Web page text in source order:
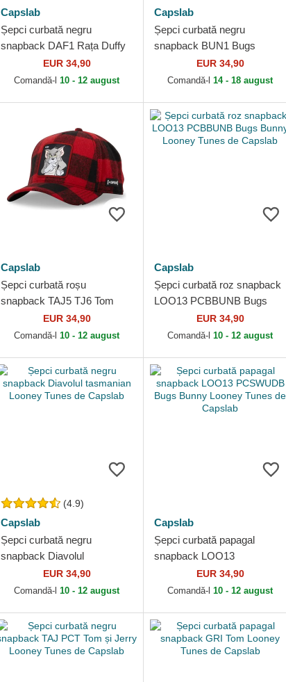
Capslab
Șepci curbată negru
snapback DAF1 Rața Duffy
Looney Tunes de Capslab
EUR 34,90
Comandă-l10 - 12 august
Capslab
Șepci curbată negru
snapback BUN1 Bugs
Bunny Looney Tunes de
Capslab
EUR 34,90
Comandă-l14 - 18 august
Capslab
Șepci curbată roșu
snapback TAJ5 TJ6 Tom
Looney Tunes de Capslab
EUR 34,90
Comandă-l10 - 12 august
Capslab
Șepci curbată roz snapback
LOO13 PCBBUNB Bugs
Bunny Looney Tunes de
Capslab
EUR 34,90
Comandă-l10 - 12 august
(4.9)
Capslab
Șepci curbată negru
snapback Diavolul
tasmanian Looney Tunes de
Capslab
EUR 34,90
Comandă-l10 - 12 august
Capslab
Șepci curbată papagal
snapback LOO13
PCSWUDB Bugs Bunny
Looney Tunes de Capslab
EUR 34,90
Comandă-l10 - 12 august